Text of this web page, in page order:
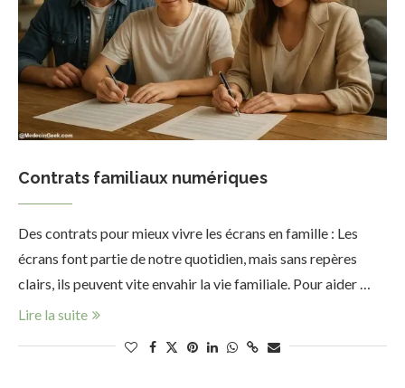
Contrats familiaux numériques
Des contrats pour mieux vivre les écrans en famille : Les
écrans font partie de notre quotidien, mais sans repères
clairs, ils peuvent vite envahir la vie familiale. Pour aider …
Lire la suite